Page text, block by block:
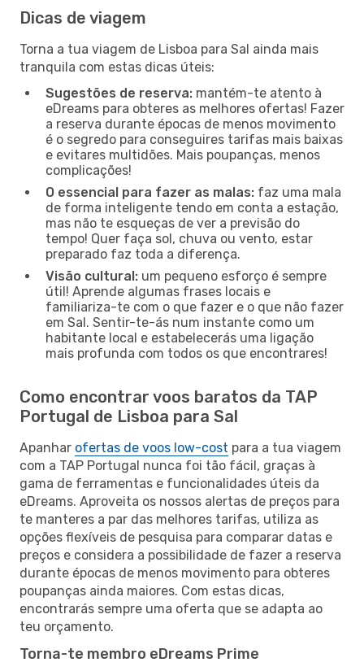
Dicas de viagem
Torna a tua viagem de Lisboa para Sal ainda mais
tranquila com estas dicas úteis:
Sugestões de reserva: mantém-te atento à
eDreams para obteres as melhores ofertas! Fazer
a reserva durante épocas de menos movimento
é o segredo para conseguires tarifas mais baixas
e evitares multidões. Mais poupanças, menos
complicações!
O essencial para fazer as malas: faz uma mala
de forma inteligente tendo em conta a estação,
mas não te esqueças de ver a previsão do
tempo! Quer faça sol, chuva ou vento, estar
preparado faz toda a diferença.
Visão cultural: um pequeno esforço é sempre
útil! Aprende algumas frases locais e
familiariza-te com o que fazer e o que não fazer
em Sal. Sentir-te-ás num instante como um
habitante local e estabelecerás uma ligação
mais profunda com todos os que encontrares!
Como encontrar voos baratos da TAP
Portugal de Lisboa para Sal
Apanhar ofertas de voos low-cost para a tua viagem
com a TAP Portugal nunca foi tão fácil, graças à
gama de ferramentas e funcionalidades úteis da
eDreams. Aproveita os nossos alertas de preços para
te manteres a par das melhores tarifas, utiliza as
opções flexíveis de pesquisa para comparar datas e
preços e considera a possibilidade de fazer a reserva
durante épocas de menos movimento para obteres
poupanças ainda maiores. Com estas dicas,
encontrarás sempre uma oferta que se adapta ao
teu orçamento.
Torna-te membro eDreams Prime